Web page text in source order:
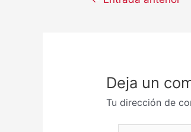
Deja un
Tu dirección de